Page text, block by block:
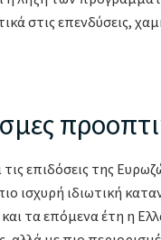
στις επενδύσεις,
τις επιδόσεις της
ισχυρή ιδιωτική
τα επόμενα έτη η